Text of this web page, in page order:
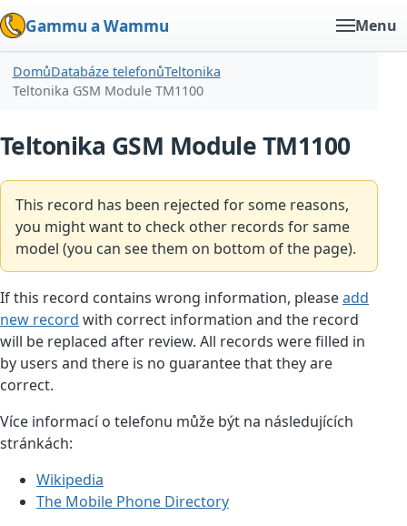
Gammu a Wammu Menu
DomůDatabáze telefonůTeltonika
Teltonika GSM Module TM1100
Teltonika GSM Module TM1100
This record has been rejected for some reasons,
you might want to check other records for same
model (you can see them on bottom of the page).
If this record contains wrong information, pleaseadd
new record with correct information and the record
will be replaced after review. All records were filled in
by users and there is no guarantee that they are
correct.
Více informací o telefonu může být na následujících
stránkách:
Wikipedia
The Mobile Phone Directory